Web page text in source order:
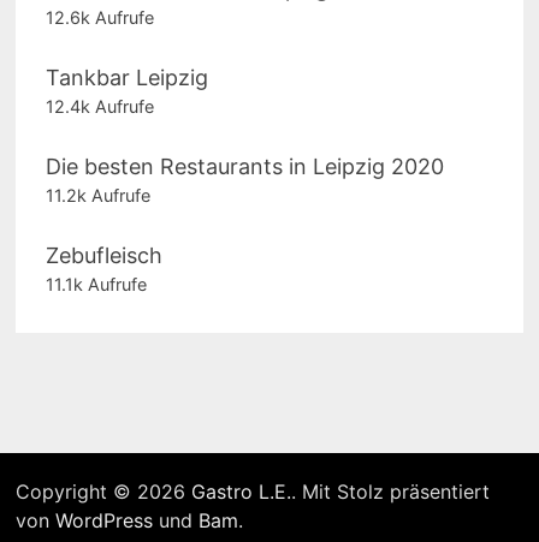
12.6k Aufrufe
Tankbar Leipzig
12.4k Aufrufe
Die besten Restaurants in Leipzig 2020
11.2k Aufrufe
Zebufleisch
11.1k Aufrufe
Copyright © 2026 Gastro L.E.. Mit Stolz präsentiert
von WordPressund Bam.